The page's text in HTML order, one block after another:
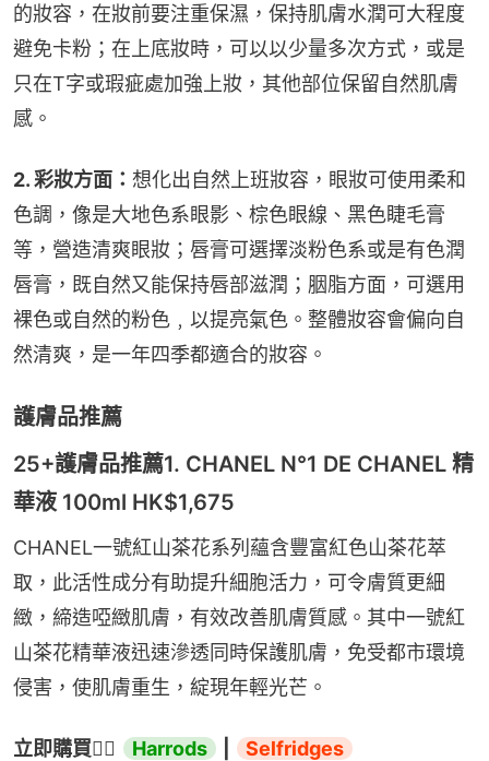
的妝容，在妝前要注重保濕，保持肌膚水潤可大程度
避免卡粉；在上底妝時，可以以少量多次方式，或是
只在T字或瑕疵處加強上妝，其他部位保留自然肌膚
感。
2. 彩妝方面： 想化出自然上班妝容，眼妝可使用柔和
色調，像是大地色系眼影、棕色眼線、黑色睫毛膏
等，營造清爽眼妝；唇膏可選擇淡粉色系或是有色潤
唇膏，既自然又能保持唇部滋潤；胭脂方面，可選用
裸色或自然的粉色﹐以提亮氣色。整體妝容會偏向自
然清爽，是一年四季都適合的妝容。
護膚品推薦
25+護膚品推薦1. CHANEL N°1 DE CHANEL 精
華液 100ml HK$1,675
CHANEL一號紅山茶花系列蘊含豐富紅色山茶花萃
取，此活性成分有助提升細胞活力，可令膚質更細
緻，締造啞緻肌膚，有效改善肌膚質感。其中一號紅
山茶花精華液迅速滲透同時保護肌膚，免受都市環境
侵害，使肌膚重生，綻現年輕光芒。
立即購買👉🏻 Harrods Selfridges